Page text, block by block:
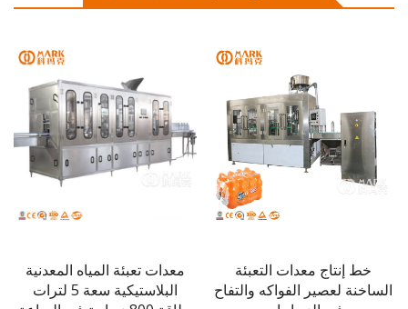
إنتاج معدات التعبئة
لعصير الفواكه والتفاح
معدات تعبئة المياه المعدنية
البلاستيكية سعة 5 لترات
خط